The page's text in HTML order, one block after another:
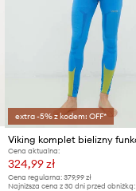
extra -5% z kodem: OFF*
Cena aktualna:
324,99 zł
Cena regularna:379,99 zł
Najniższa cena z 30 dni przed obniżką: